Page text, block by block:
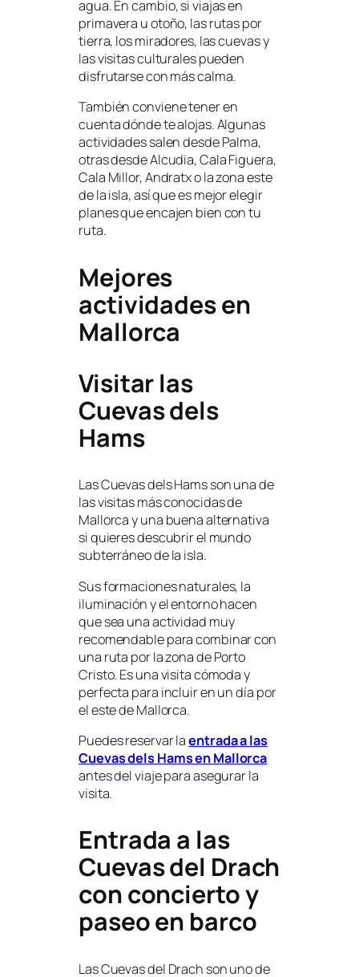
agua. En cambio, si viajas en
primavera u otoño, las rutas por
tierra, los miradores, las cuevas y
las visitas culturales pueden
disfrutarse con más calma.
También conviene tener en
cuenta dónde te alojas. Algunas
actividades salen desde Palma,
otras desde Alcudia, Cala Figuera,
Cala Millor, Andratx o la zona este
de la isla, así que es mejor elegir
planes que encajen bien con tu
ruta.
Mejores
actividades en
Mallorca
Visitar las
Cuevas dels
Hams
Las Cuevas dels Hams son una de
las visitas más conocidas de
Mallorca y una buena alternativa
si quieres descubrir el mundo
subterráneo de la isla.
Sus formaciones naturales, la
iluminación y el entorno hacen
que sea una actividad muy
recomendable para combinar con
una ruta por la zona de Porto
Cristo. Es una visita cómoda y
perfecta para incluir en un día por
el este de Mallorca.
Puedes reservar laentrada a las
Cuevas dels Hams en Mallorca
antes del viaje para asegurar la
visita.
Entrada a las
Cuevas del Drach
con concierto y
paseo en barco
Las Cuevas del Drach son uno de